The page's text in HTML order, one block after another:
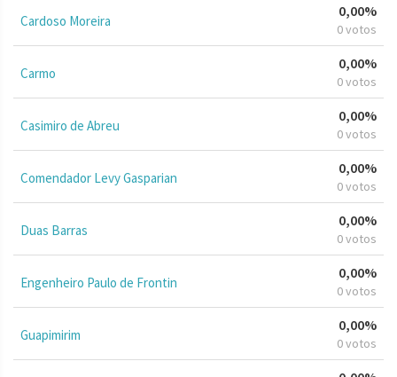
Cardoso Moreira
0,00%
0 votos
Carmo
0,00%
0 votos
Casimiro de Abreu
0,00%
0 votos
Comendador Levy Gasparian
0,00%
0 votos
Duas Barras
0,00%
0 votos
Engenheiro Paulo de Frontin
0,00%
0 votos
Guapimirim
0,00%
0 votos